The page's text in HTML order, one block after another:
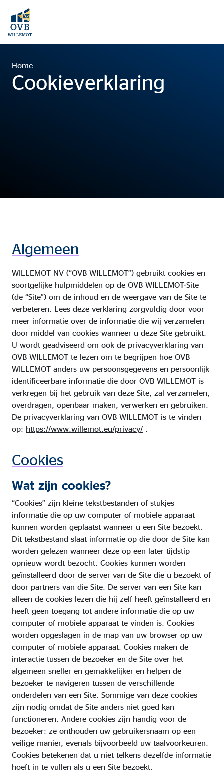
Home
Cookieverklaring
Algemeen
WILLEMOT NV (“OVB WILLEMOT”) gebruikt cookies en
soortgelijke hulpmiddelen op de OVB WILLEMOT-Site
(de “Site”) om de inhoud en de weergave van de Site te
verbeteren. Lees deze verklaring zorgvuldig door voor
meer informatie over de informatie die wij verzamelen
door middel van cookies wanneer u deze Site gebruikt.
U wordt geadviseerd om ook de privacyverklaring van
OVB WILLEMOT te lezen om te begrijpen hoe OVB
WILLEMOT anders uw persoonsgegevens en persoonlijk
identificeerbare informatie die door OVB WILLEMOT is
verkregen bij het gebruik van deze Site, zal verzamelen,
overdragen, openbaar maken, verwerken en gebruiken.
De privacyverklaring van OVB WILLEMOT is te vinden
op: https://www.willemot.eu/privacy/ .
Cookies
Wat zijn cookies?
“Cookies” zijn kleine tekstbestanden of stukjes
informatie die op uw computer of mobiele apparaat
kunnen worden geplaatst wanneer u een Site bezoekt.
Dit tekstbestand slaat informatie op die door de Site kan
worden gelezen wanneer deze op een later tijdstip
opnieuw wordt bezocht. Cookies kunnen worden
geïnstalleerd door de server van de Site die u bezoekt of
door partners van die Site. De server van een Site kan
alleen de cookies lezen die hij zelf heeft geïnstalleerd en
heeft geen toegang tot andere informatie die op uw
computer of mobiele apparaat te vinden is. Cookies
worden opgeslagen in de map van uw browser op uw
computer of mobiele apparaat. Cookies maken de
interactie tussen de bezoeker en de Site over het
algemeen sneller en gemakkelijker en helpen de
bezoeker te navigeren tussen de verschillende
onderdelen van een Site. Sommige van deze cookies
zijn nodig omdat de Site anders niet goed kan
functioneren. Andere cookies zijn handig voor de
bezoeker: ze onthouden uw gebruikersnaam op een
veilige manier, evenals bijvoorbeeld uw taalvoorkeuren.
Cookies betekenen dat u niet telkens dezelfde informatie
hoeft in te vullen als u een Site bezoekt.